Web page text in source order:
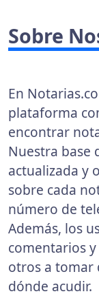
Sobre
En
plataforma
encontrar
Nuestra base
actualizada y
sobre cada
número de
Además, los
comentarios
otros a tomar
dónde acudir.